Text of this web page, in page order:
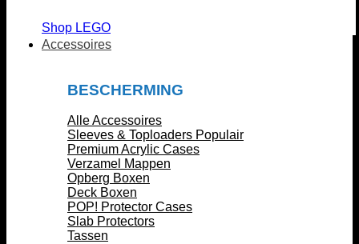
Shop LEGO
Accessoires
BESCHERMING
Alle Accessoires
Sleeves & Toploaders
Premium Acrylic Cases
Verzamel Mappen
Opberg Boxen
Deck Boxen
POP! Protector Cases
Slab Protectors
Tassen